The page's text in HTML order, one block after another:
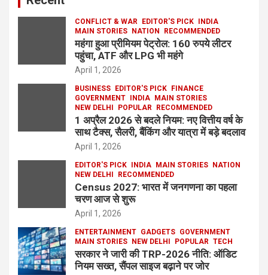
CONFLICT & WAR EDITOR'S PICK
INDIA
MAIN STORIES
NATION RECOMMENDED
महंगा हुआ प्रीमियम पेट्रोल: 160 रुपये लीटर
पहुंचा, ATF और LPG भी महंगे
April 1, 2026
BUSINESS EDITOR'S PICK
FINANCE
GOVERNMENT
INDIA
MAIN STORIES
NEW DELHI
POPULAR RECOMMENDED
1 अप्रैल 2026 से बदले नियम: नए वित्तीय वर्ष के
साथ टैक्स, सैलरी, बैंकिंग और यात्रा में बड़े बदलाव
April 1, 2026
EDITOR'S PICK INDIA MAIN STORIES
NATION
NEW DELHI
RECOMMENDED
Census 2027: भारत में जनगणना का पहला
चरण आज से शुरू
April 1, 2026
ENTERTAINMENT GADGETS GOVERNMENT
MAIN STORIES
NEW DELHI POPULAR TECH
सरकार ने जारी की TRP-2026 नीति: ऑडिट
नियम सख्त, सैंपल साइज बढ़ाने पर जोर